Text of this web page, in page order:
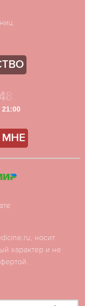
МНЕ
носит
характер и не